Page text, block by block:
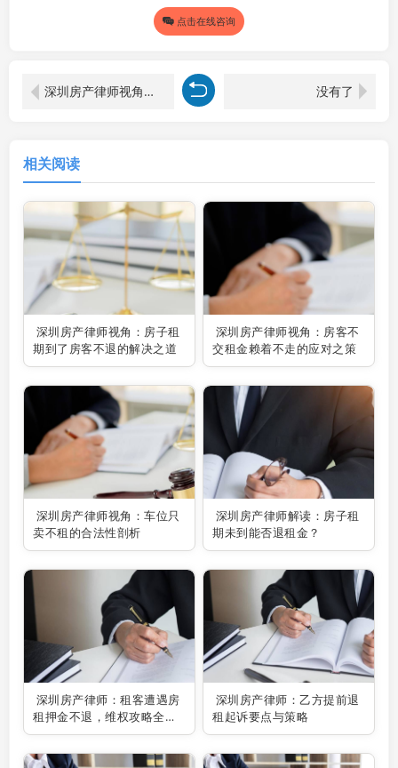
点击在线咨询
深圳房产律师视角：房客不交租金赖着不走的应对之策 没有了
相关阅读
深圳房产律师视角：房子租
期到了房客不退的解决之道
深圳房产律师视角：房客不
交租金赖着不走的应对之策
深圳房产律师视角：车位只
卖不租的合法性剖析
深圳房产律师解读：房子租
期未到能否退租金？
深圳房产律师：租客遭遇房
租押金不退，维权攻略全解
析
深圳房产律师：乙方提前退
租起诉要点与策略